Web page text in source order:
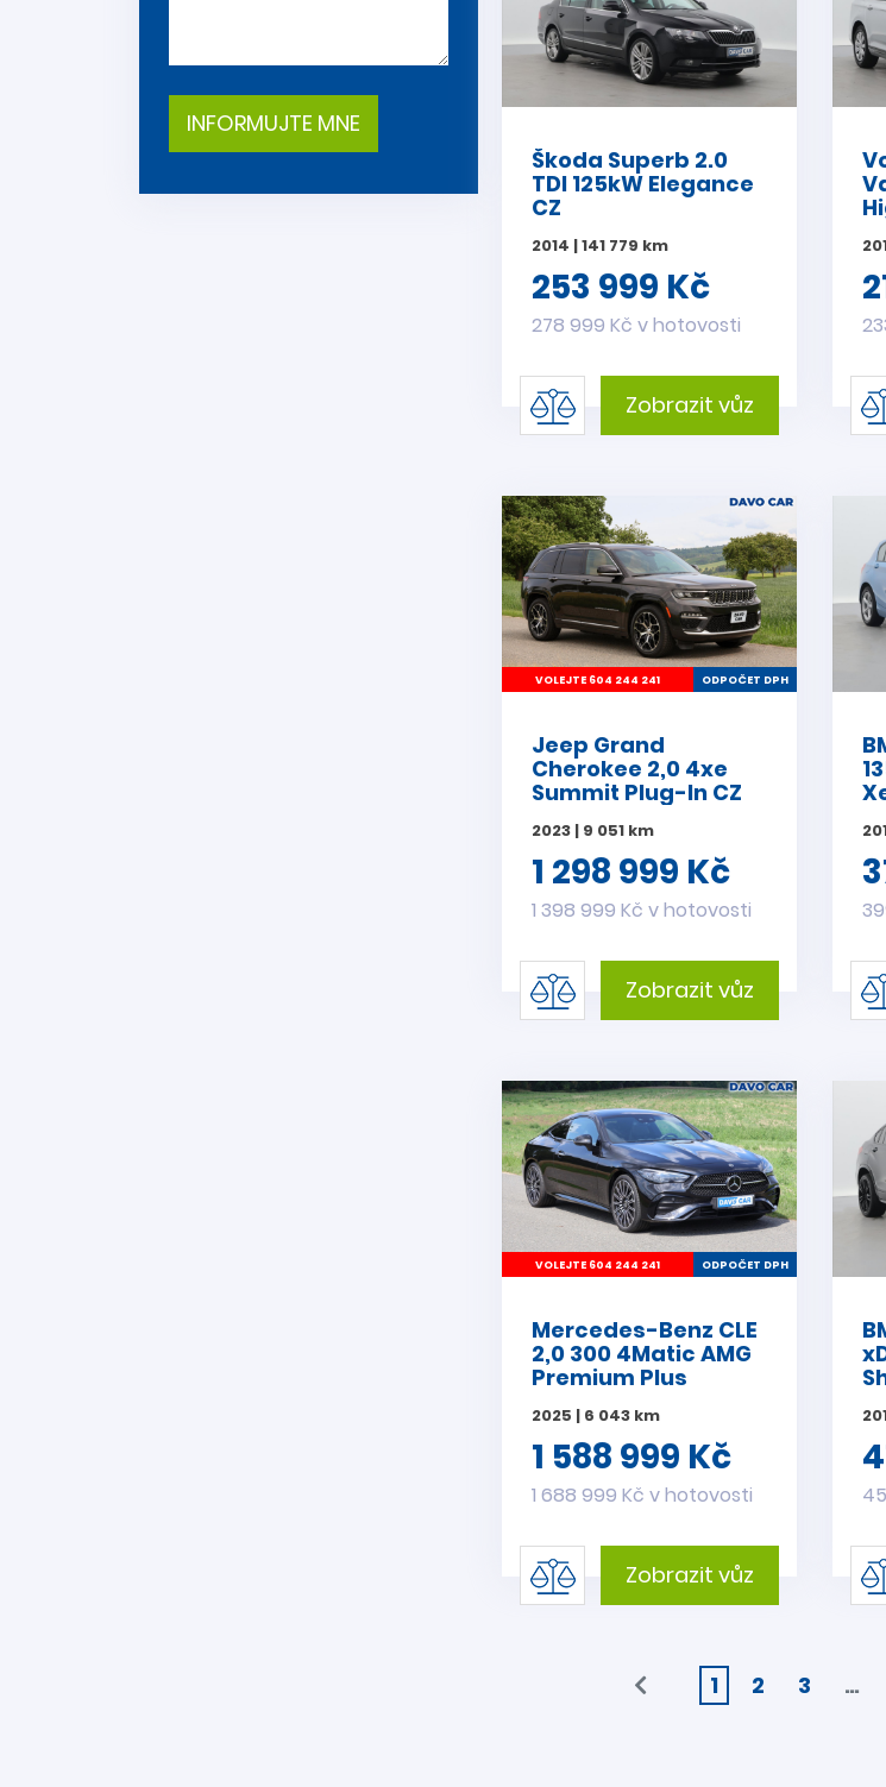
Škoda Superb 2.0
TDI 125kW Elegance
CZ
2014 | 141 779 km
253 999 Kč
278 999 Kč v hotovosti
Zobrazit vůz
VOLEJTE 604 244 241 ODPOČET DPH
Jeep Grand
Cherokee 2,0 4xe
Summit Plug-In CZ
2023 | 9 051 km
1 298 999 Kč
1 398 999 Kč v hotovosti
Zobrazit vůz
VOLEJTE 604 244 241 ODPOČET DPH
Mercedes-Benz CLE
2,0 300 4Matic AMG
Premium Plus
2025 | 6 043 km
1 588 999 Kč
1 688 999 Kč v hotovosti
Zobrazit vůz
1 2 3 …